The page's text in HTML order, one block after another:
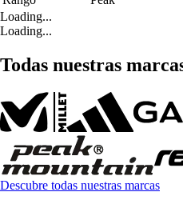
Loading...
Loading...
Todas nuestras
Descubre todas nuestras marcas